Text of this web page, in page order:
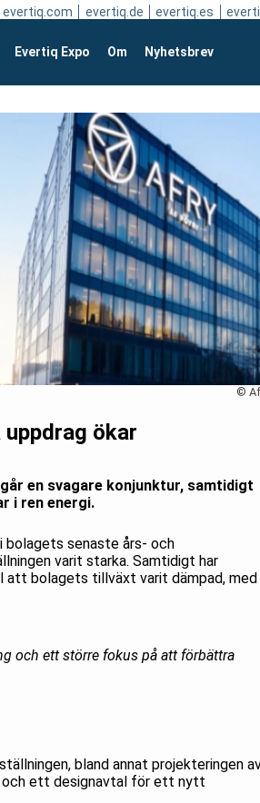
evertiq.com evertiq.de evertiq.es
Evertiq Expo Om Nyhetsbrev
©
ökar
en svagare konjunktur, samtidigt
i ren energi.
bolagets senaste års- och
varit starka. Samtidigt har
att bolagets tillväxt varit dämpad, med
och ett större fokus på att förbättra
bland annat projekteringen
och ett designavtal för ett nytt